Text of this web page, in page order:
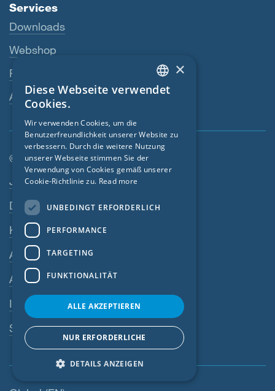
Services
Downloads
Webshop
Fachhändler
Ansprechperson
© SIGA 2026
Footer-Navigation
Jobs
Datenschutz
Kontakt
AGB
AEB
Impressum
SIGA-Meldesystem
ENGLISH
FRENCH
CZECH
NORWEGIAN
×
Diese Webseite verwendet
Cookies.
Wir verwenden Cookies, um die
Benutzerfreundlichkeit unserer Website zu
verbessern. Durch die weitere Nutzung
unserer Webseite stimmen Sie der
Verwendung von Cookies gemäß unserer
Cookie-Richtlinie zu. Read more
UNBEDINGT ERFORDERLICH
PERFORMANCE
TARGETING
FUNKTIONALITÄT
ALLE AKZEPTIEREN
NUR ERFORDERLICHE
DETAILS ANZEIGEN